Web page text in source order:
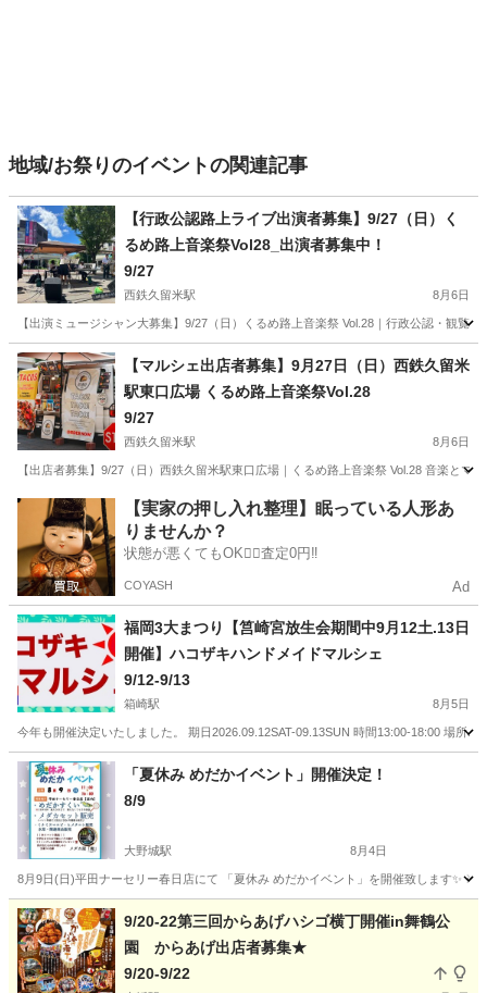
地域/お祭りのイベントの関連記事
【行政公認路上ライブ出演者募集】9/27（日）く
るめ路上音楽祭Vol28_出演者募集中！
9/27
西鉄久留米駅 8月6日
【出演ミュージシャン大募集】9/27（日）くるめ路上音楽祭 Vol.28｜行政公認・観
福岡 久留米市 西鉄久留米駅 地域/お祭り 音楽祭
【マルシェ出店者募集】9月27日（日）西鉄久留米
駅東口広場 くるめ路上音楽祭Vol.28
9/27
西鉄久留米駅 8月6日
【出店者募集】9/27（日）西鉄久留米駅東口広場｜くるめ路上音楽祭 Vol.28 音楽と
福岡 久留米市 西鉄久留米駅 地域/お祭り
【実家の押し入れ整理】眠っている人形あ
りませんか？
状態が悪くてもOK🙆‍♀️査定0円‼️
COYASH Ad
福岡3大まつり【筥崎宮放生会期間中9月12土.13日
開催】ハコザキハンドメイドマルシェ
9/12-9/13
箱崎駅 8月5日
今年も開催決定いたしました。 期日2026.09.12SAT-09.13SUN 時間13:00-18:00 場所
福岡 福岡市 箱崎駅 地域/お祭り 筥崎宮
「夏休み めだかイベント」開催決定！
8/9
大野城駅 8月4日
8月9日(日)平田ナーセリー春日店にて 「夏休み めだかイベント」を開催致します✨️
福岡 春日市 大野城駅 地域/お祭り めだか
9/20-22第三回からあげハシゴ横丁開催in舞鶴公
園 からあげ出店者募集★
9/20-9/22